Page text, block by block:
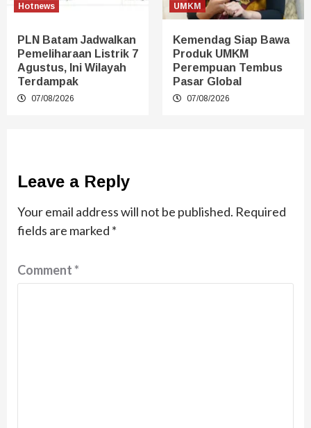
Hotnews
PLN Batam Jadwalkan
Pemeliharaan Listrik 7
Agustus, Ini Wilayah
Terdampak
07/08/2026
UMKM
Kemendag Siap Bawa
Produk UMKM
Perempuan Tembus
Pasar Global
07/08/2026
Leave a Reply
Your email address will not be published. Required
fields are marked *
Comment*